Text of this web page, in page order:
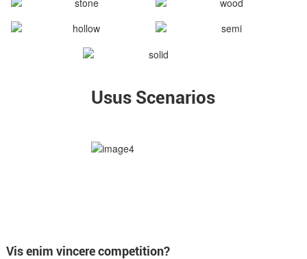
Usus Scenarios
Vis enim vincere competition?